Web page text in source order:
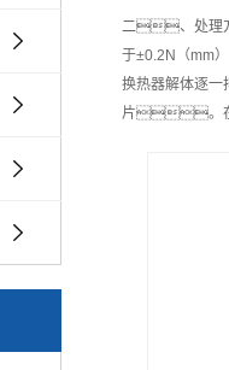
二、处理
于±0.2N（mm
换热器解体逐
片。在